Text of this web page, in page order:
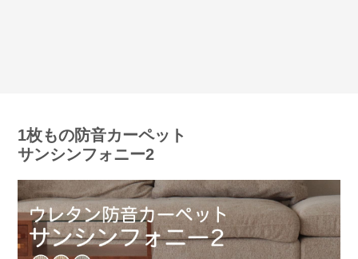
1枚もの防音カーペット
サンシンフォニー2